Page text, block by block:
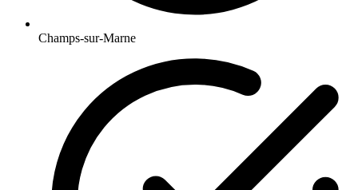
Champs-sur-Marne